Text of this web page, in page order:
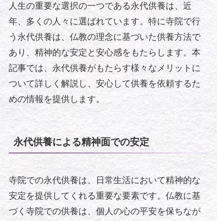
人生の重要な選択の一つである永代供養は、近
年、多くの人々に選ばれています。特に寺院で行
う永代供養は、仏教の理念に基づいた供養方法で
あり、精神的な安定と安心感をもたらします。本
記事では、永代供養がもたらす様々なメリットに
ついて詳しく解説し、安心して供養を依頼するた
めの情報を提供します。
永代供養による精神面での安定
寺院での永代供養は、日常生活において精神的な
安定を提供してくれる重要な要素です。仏教に基
づく寺院での供養は、個人の心の平安を保ちなが